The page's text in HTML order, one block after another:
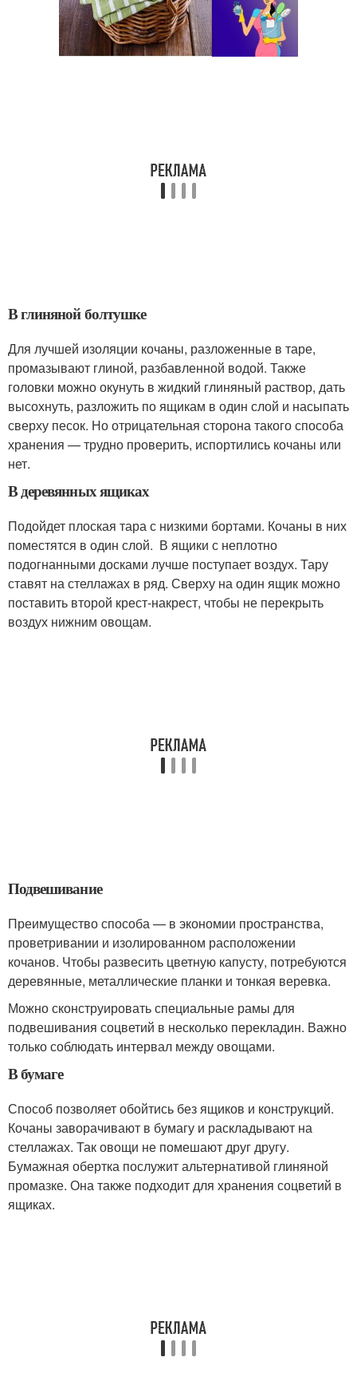
В глиняной болтушке
Для лучшей изоляции кочаны, разложенные в таре,
промазывают глиной, разбавленной водой. Также
головки можно окунуть в жидкий глиняный раствор, дать
высохнуть, разложить по ящикам в один слой и насыпать
сверху песок. Но отрицательная сторона такого способа
хранения — трудно проверить, испортились кочаны или
нет.
В деревянных ящиках
Подойдет плоская тара с низкими бортами. Кочаны в них
поместятся в один слой. В ящики с неплотно
подогнанными досками лучше поступает воздух. Тару
ставят на стеллажах в ряд. Сверху на один ящик можно
поставить второй крест-накрест, чтобы не перекрыть
воздух нижним овощам.
Подвешивание
Преимущество способа — в экономии пространства,
проветривании и изолированном расположении
кочанов. Чтобы развесить цветную капусту, потребуются
деревянные, металлические планки и тонкая веревка.
Можно сконструировать специальные рамы для
подвешивания соцветий в несколько перекладин. Важно
только соблюдать интервал между овощами.
В бумаге
Способ позволяет обойтись без ящиков и конструкций.
Кочаны заворачивают в бумагу и раскладывают на
стеллажах. Так овощи не помешают друг другу.
Бумажная обертка послужит альтернативой глиняной
промазке. Она также подходит для хранения соцветий в
ящиках.